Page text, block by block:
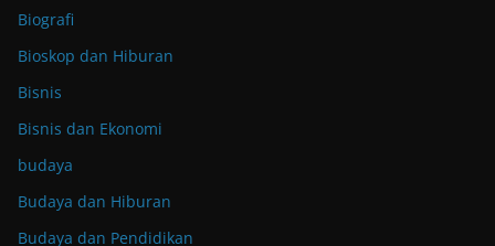
Biografi
Bioskop dan Hiburan
Bisnis
Bisnis dan Ekonomi
budaya
Budaya dan Hiburan
Budaya dan Pendidikan